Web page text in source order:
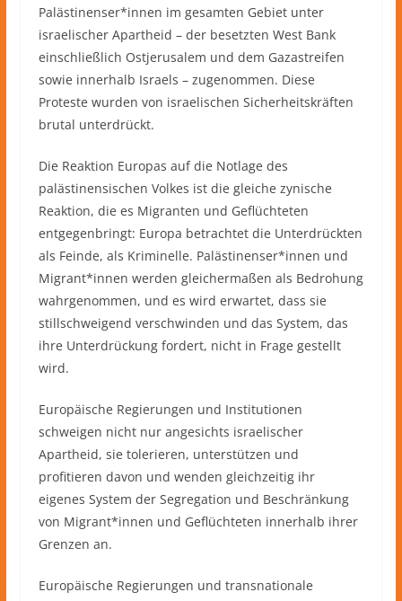
Palästinenser*innen im gesamten Gebiet unter
israelischer Apartheid – der besetzten West Bank
einschließlich Ostjerusalem und dem Gazastreifen
sowie innerhalb Israels – zugenommen. Diese
Proteste wurden von israelischen Sicherheitskräften
brutal unterdrückt.
Die Reaktion Europas auf die Notlage des
palästinensischen Volkes ist die gleiche zynische
Reaktion, die es Migranten und Geflüchteten
entgegenbringt: Europa betrachtet die Unterdrückten
als Feinde, als Kriminelle. Palästinenser*innen und
Migrant*innen werden gleichermaßen als Bedrohung
wahrgenommen, und es wird erwartet, dass sie
stillschweigend verschwinden und das System, das
ihre Unterdrückung fordert, nicht in Frage gestellt
wird.
Europäische Regierungen und Institutionen
schweigen nicht nur angesichts israelischer
Apartheid, sie tolerieren, unterstützen und
profitieren davon und wenden gleichzeitig ihr
eigenes System der Segregation und Beschränkung
von Migrant*innen und Geflüchteten innerhalb ihrer
Grenzen an.
Europäische Regierungen und transnationale